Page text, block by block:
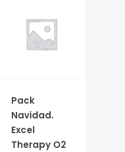
Pack
Navidad.
Excel
Therapy O2